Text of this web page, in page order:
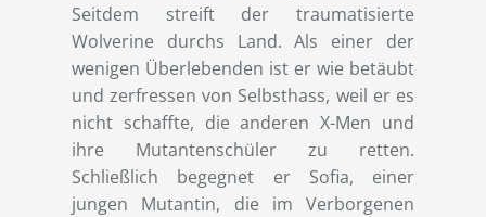
Seitdem streift der traumatisierte
Wolverine durchs Land. Als einer der
wenigen Überlebenden ist er wie betäubt
und zerfressen von Selbsthass, weil er es
nicht schaffte, die anderen X-Men und
ihre Mutantenschüler zu retten.
Schließlich begegnet er Sofia, einer
jungen Mutantin, die im Verborgenen